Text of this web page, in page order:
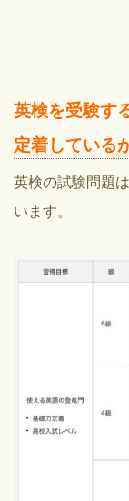
英検を受験す
定着している
英検の試験問題
います。